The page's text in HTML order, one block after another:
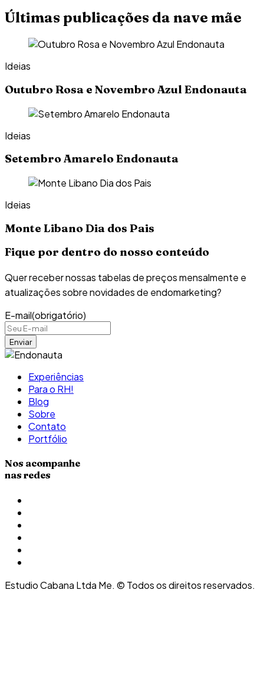
Últimas publicações da nave mãe
Ideias
Outubro Rosa e Novembro Azul Endonauta
Ideias
Setembro Amarelo Endonauta
Ideias
Monte Libano Dia dos Pais
Fique por dentro do nosso conteúdo
Quer receber nossas tabelas de preços mensalmente e
atualizações sobre novidades de endomarketing?
E-mail(obrigatório)
Experiências
Para o RH!
Blog
Sobre
Contato
Portfólio
Nos acompanhe
nas redes
Estudio Cabana Ltda Me. © Todos os direitos reservados.